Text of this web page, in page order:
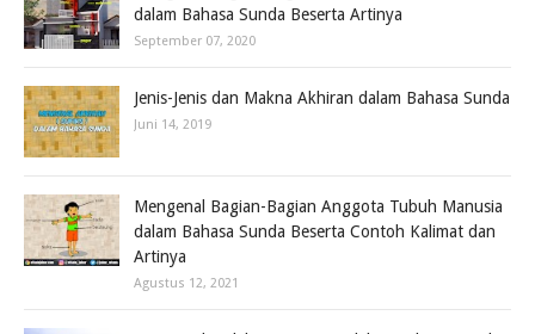
dalam Bahasa Sunda Beserta Artinya
September 07, 2020
Jenis-Jenis dan Makna Akhiran dalam Bahasa Sunda
Juni 14, 2019
Mengenal Bagian-Bagian Anggota Tubuh Manusia
dalam Bahasa Sunda Beserta Contoh Kalimat dan
Artinya
Agustus 12, 2021